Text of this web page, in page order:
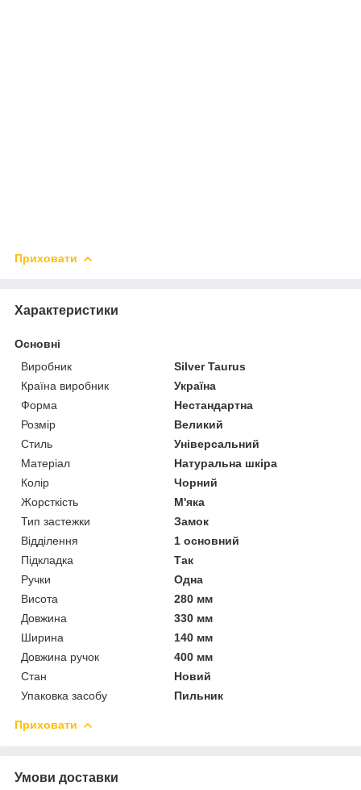
Приховати
Характеристики
Основні
Виробник
Silver Taurus
Країна виробник
Україна
Форма
Нестандартна
Розмір
Великий
Стиль
Універсальний
Матеріал
Натуральна шкіра
Колір
Чорний
Жорсткість
М'яка
Тип застежки
Замок
Відділення
1 основний
Підкладка
Так
Ручки
Одна
Висота
280 мм
Довжина
330 мм
Ширина
140 мм
Довжина ручок
400 мм
Стан
Новий
Упаковка засобу
Пильник
Приховати
Умови доставки